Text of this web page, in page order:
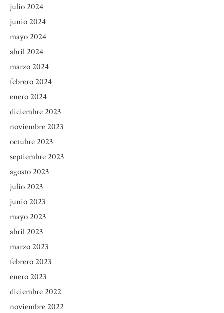
julio 2024
junio 2024
mayo 2024
abril 2024
marzo 2024
febrero 2024
enero 2024
diciembre 2023
noviembre 2023
octubre 2023
septiembre 2023
agosto 2023
julio 2023
junio 2023
mayo 2023
abril 2023
marzo 2023
febrero 2023
enero 2023
diciembre 2022
noviembre 2022